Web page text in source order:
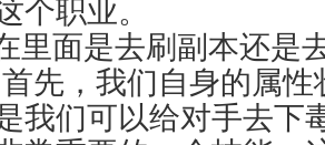
个职业。
里面是去刷副本还是
先，我们自身的属
我们可以给对手去下